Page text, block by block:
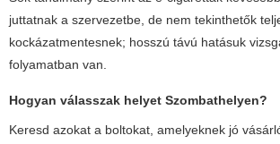
juttatnak a szervezetbe, de nem tekinthetők
kockázatmentesnek; hosszú távú hatásuk
folyamatban van.
Hogyan válasszak helyet Szombathelyen?
Keresd azokat a boltokat, amelyeknek jó